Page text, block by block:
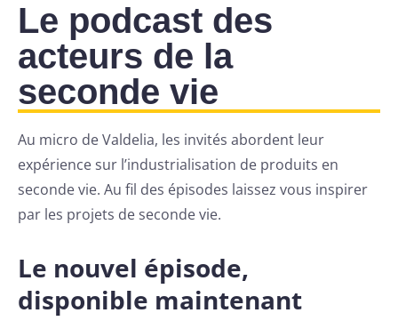
Le podcast des
acteurs de la
seconde vie
Au micro de Valdelia, les invités abordent leur
expérience sur l’industrialisation de produits en
seconde vie. Au fil des épisodes laissez vous inspirer
par les projets de seconde vie.
Le nouvel épisode,
disponible maintenant